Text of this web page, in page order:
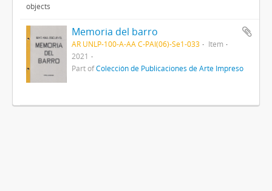
objects
Memoria del barro
AR UNLP-100-A-AA C-PAI(06)-Se1-033
Item
2021
Part ofColección de Publicaciones de Arte Impreso